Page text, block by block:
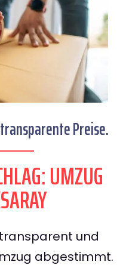
Preise.
UMZUG
und
abgestimmt.